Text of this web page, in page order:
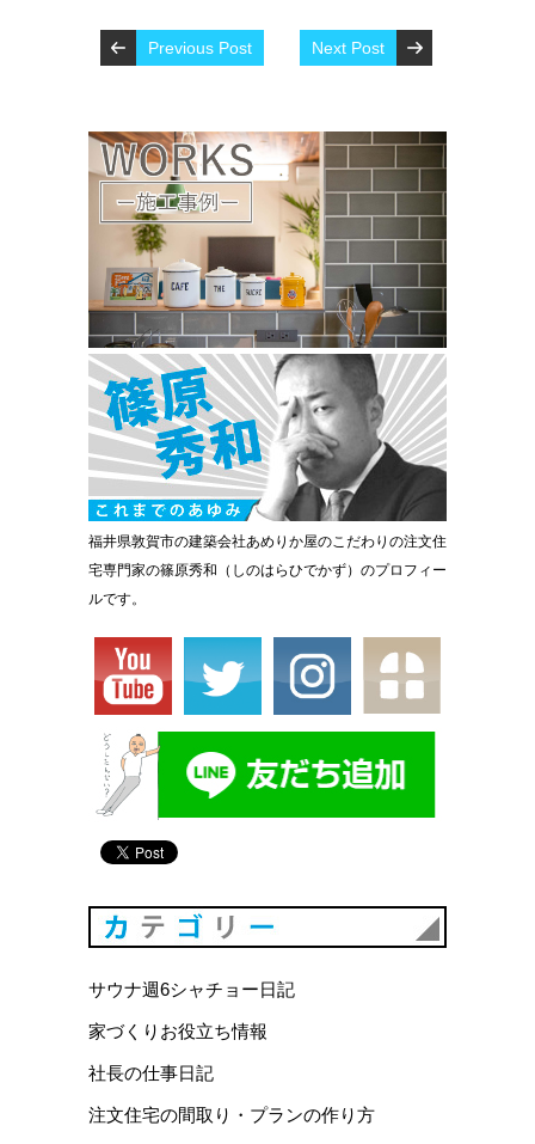
Previous Post Next Post
福井県敦賀市の建築会社あめりか屋のこだわりの注文住
宅専門家の篠原秀和（しのはらひでかず）のプロフィー
ルです。
サウナ週6シャチョー日記
家づくりお役立ち情報
社長の仕事日記
注文住宅の間取り・プランの作り方